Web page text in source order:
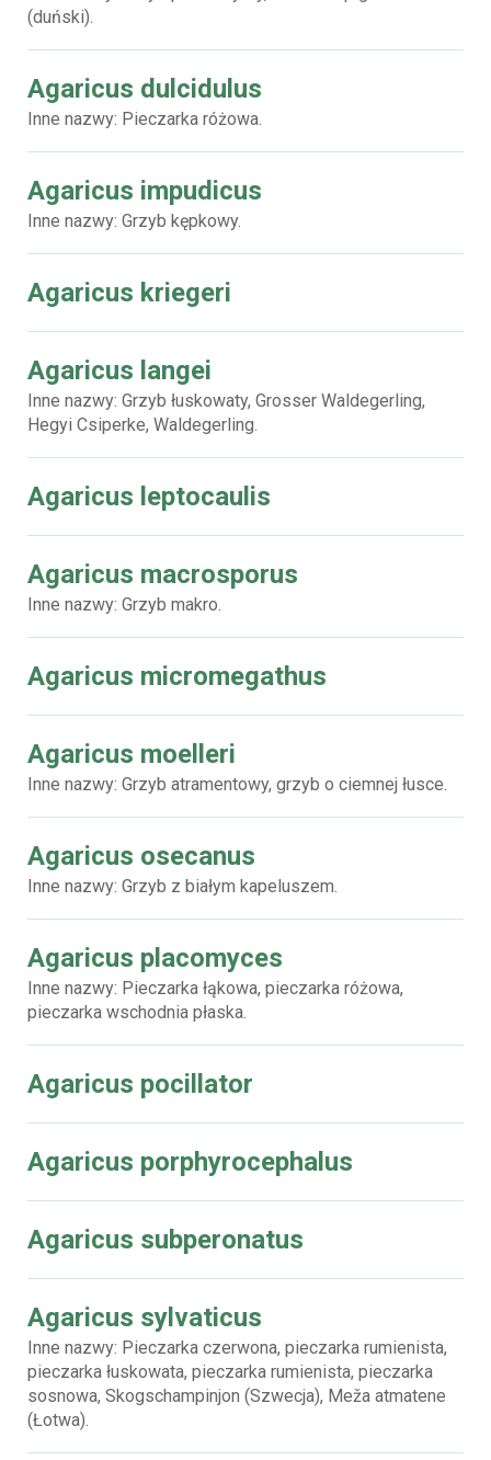
(duński).
Agaricus dulcidulus
Inne nazwy: Pieczarka różowa.
Agaricus impudicus
Inne nazwy: Grzyb kępkowy.
Agaricus kriegeri
Agaricus langei
Inne nazwy: Grzyb łuskowaty, Grosser Waldegerling,
Hegyi Csiperke, Waldegerling.
Agaricus leptocaulis
Agaricus macrosporus
Inne nazwy: Grzyb makro.
Agaricus micromegathus
Agaricus moelleri
Inne nazwy: Grzyb atramentowy, grzyb o ciemnej łusce.
Agaricus osecanus
Inne nazwy: Grzyb z białym kapeluszem.
Agaricus placomyces
Inne nazwy: Pieczarka łąkowa, pieczarka różowa,
pieczarka wschodnia płaska.
Agaricus pocillator
Agaricus porphyrocephalus
Agaricus subperonatus
Agaricus sylvaticus
Inne nazwy: Pieczarka czerwona, pieczarka rumienista,
pieczarka łuskowata, pieczarka rumienista, pieczarka
sosnowa, Skogschampinjon (Szwecja), Meža atmatene
(Łotwa).